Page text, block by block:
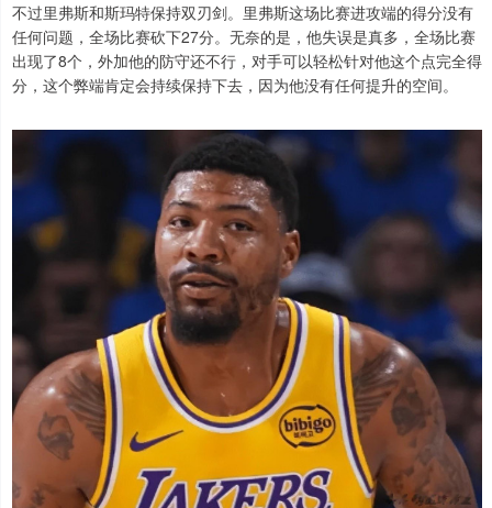
不过里弗斯和斯玛特保持双刃剑。里弗斯这场比赛进攻端的得分没有
任何问题，全场比赛砍下27分。无奈的是，他失误是真多，全场比赛
出现了8个，外加他的防守还不行，对手可以轻松针对他这个点完全得
分，这个弊端肯定会持续保持下去，因为他没有任何提升的空间。